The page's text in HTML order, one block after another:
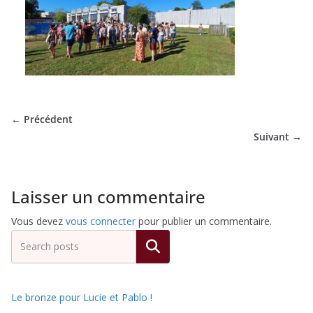
de
Hockey
Subaquatique
Pessac
← Précédent
Suivant →
Laisser un commentaire
Vous devez vous connecter pour publier un commentaire.
Rechercher
Le bronze pour Lucie et Pablo !